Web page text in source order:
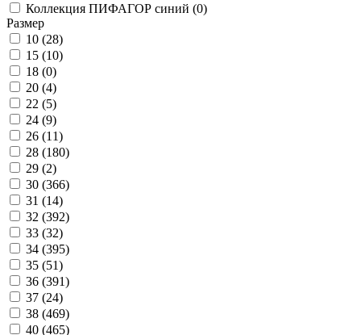
Коллекция ПИФАГОР синий (0)
Размер
10 (28)
15 (10)
18 (0)
20 (4)
22 (5)
24 (9)
26 (11)
28 (180)
29 (2)
30 (366)
31 (14)
32 (392)
33 (32)
34 (395)
35 (51)
36 (391)
37 (24)
38 (469)
40 (465)